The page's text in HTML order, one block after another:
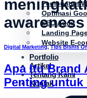
Pembuatan
Optimasi
SEO Audit
Landing
Website E-
Portfolio
Artikel
Tentang Kami
Kontak
awareness
Digital Marketing,Tips Bisnis
Apa Itu Brand
Penting untuk